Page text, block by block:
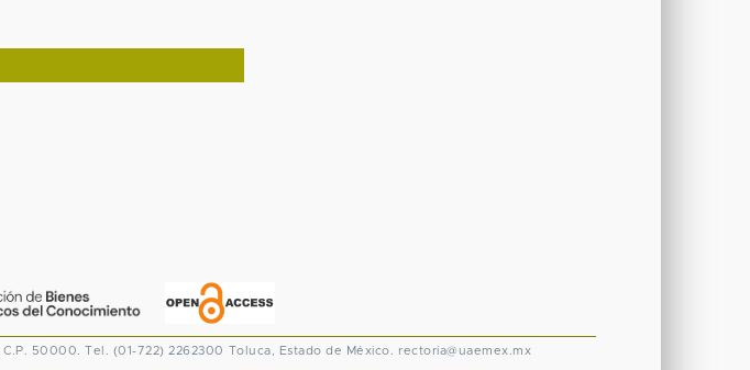
C.P. 50000. Tel. (01-722) 2262300 Toluca, Estado de México. rectoria@uaemex.mx